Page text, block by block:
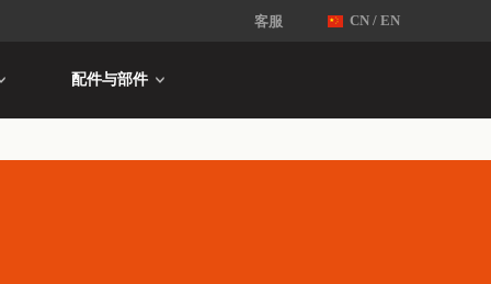
客服 CN / EN
配件与部件